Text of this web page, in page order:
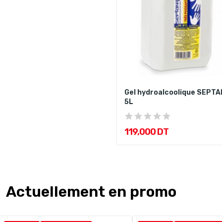
Gel hydroalcoolique
5L
119,000 DT
Actuellement en promo